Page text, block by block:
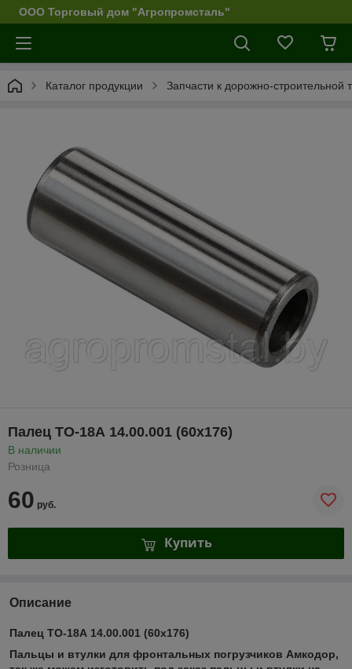
ООО Торговый дом "Агропромсталь"
Каталог продукции Запчасти к дорожно-строительной
Палец ТО-18А 14.00.001 (60х176)
В наличии
Розница
60 руб.
Купить
Описание
Палец ТО-18А 14.00.001 (60х176)
Пальцы и втулки для фронтальных погрузчиков Амкодор,